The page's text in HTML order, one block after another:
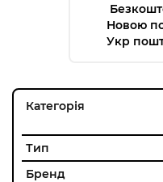
Новою
Укр
Категорія
Тип
Бренд